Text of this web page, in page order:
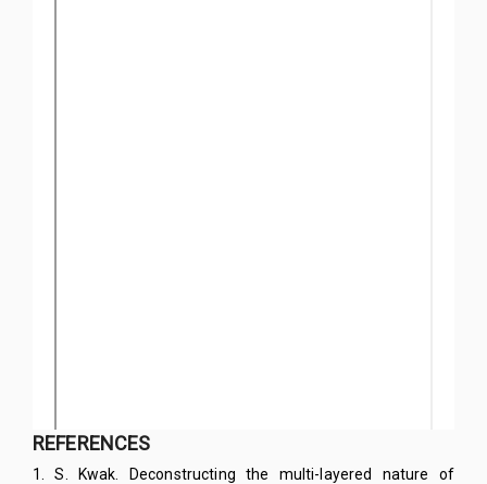
REFERENCES
1.
S. Kwak. Deconstructing the multi-layered nature of